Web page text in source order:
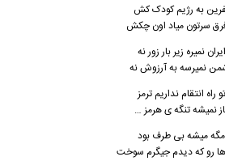
به رژیم کودک کش
سرتون میاد اون چکش
ایران نمیره زیر بار زور نه
نمیرسه به آرزوش نه
تو راه انتقام نداریم ترمز
نمیشه تنگه ی هرمز …
مگه میشه بی طرف بود
رو که دیدم جیگرم سوخت